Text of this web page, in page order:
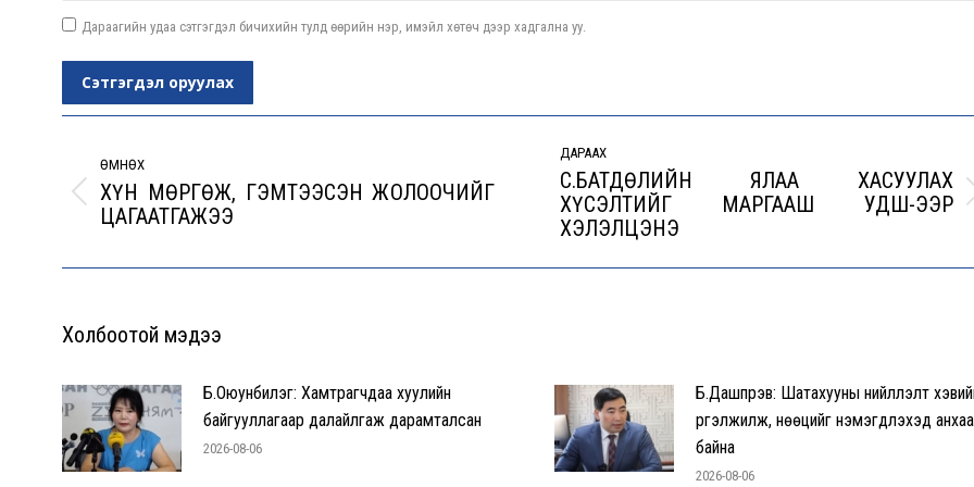
Дараагийн удаа сэтгэгдэл бичихийн тулд өөрийн нэр, имэйл хөтөч дээр хадгална уу.
Сэтгэгдэл оруулах
navigation
ӨМНӨХ
Previous
post:
ХҮН МӨРГӨЖ, ГЭМТЭЭСЭН ЖОЛООЧИЙГ
ЦАГААТГАЖЭЭ
ДАРААХ
Next
post:
С.БАТДӨЛИЙН ЯЛАА ХАСУУЛАХ
ХҮСЭЛТИЙГ МАРГААШ УДШ-ЭЭР
ХЭЛЭЛЦЭНЭ
Холбоотой мэдээ
Б.Оюунбилэг: Хамтрагчдаа хуулийн
байгууллагаар далайлгаж дарамталсан
2026-08-06
Б.Дашпүрэв: Шатахууны нийлүүлэлт
үргэлжилж, нөөцийг нэмэгдүүлэхэд
байна
2026-08-06